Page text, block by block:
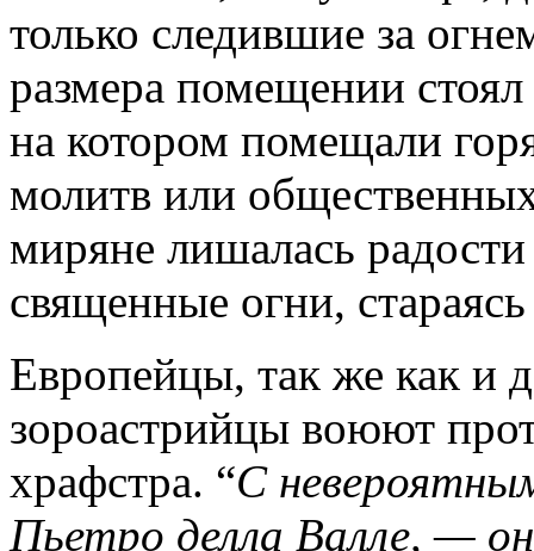
только следившие за
размера помещении
на котором помещали
молитв или
миряне лишалась
священные огни,
Европейцы, так же как и
зороастрийцы воюют
храфстра. “С
Пьетро делла Валле, —